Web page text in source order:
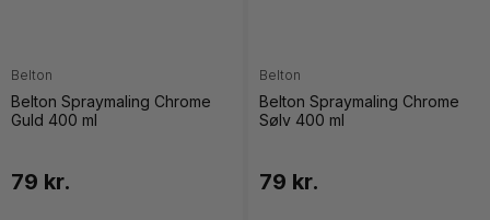
Belton
Belton Spraymaling Chrome
Guld 400 ml
79 kr.
Belton
Belton Spraymaling Chrome
Sølv 400 ml
79 kr.